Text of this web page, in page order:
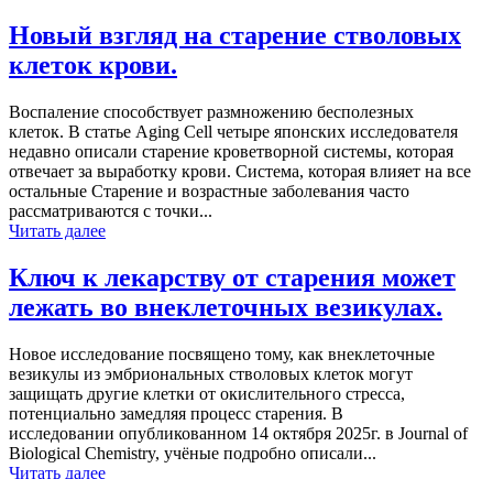
Новый взгляд на старение стволовых
клеток крови.
Воспаление способствует размножению бесполезных
клеток. В статье Aging Cell четыре японских исследователя
недавно описали старение кроветворной системы, которая
отвечает за выработку крови. Система, которая влияет на все
остальные Старение и возрастные заболевания часто
рассматриваются с точки...
Читать далее
Ключ к лекарству от старения может
лежать во внеклеточных везикулах.
Новое исследование посвящено тому, как внеклеточные
везикулы из эмбриональных стволовых клеток могут
защищать другие клетки от окислительного стресса,
потенциально замедляя процесс старения. В
исследовании опубликованном 14 октября 2025г. в Journal of
Biological Chemistry, учёные подробно описали...
Читать далее